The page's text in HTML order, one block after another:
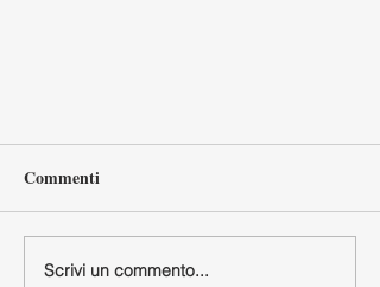
Commenti
Scrivi un commento...